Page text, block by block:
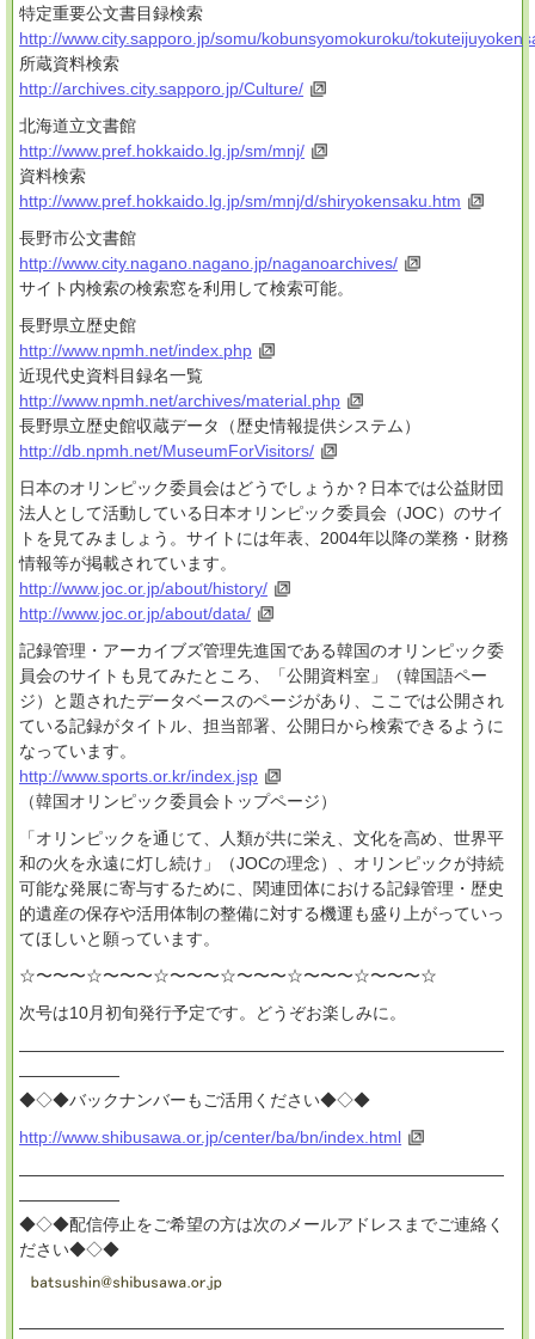
特定重要公文書目録検索
http://www.city.sapporo.jp/somu/kobunsyomokuroku/
所蔵資料検索
http://archives.city.sapporo.jp/Culture/
北海道立文書館
http://www.pref.hokkaido.lg.jp/sm/mnj/
資料検索
http://www.pref.hokkaido.lg.jp/sm/mnj/d/shiryokensaku.htm
長野市公文書館
http://www.city.nagano.nagano.jp/naganoarchives/
サイト内検索の検索窓を利用して検索可能。
長野県立歴史館
http://www.npmh.net/index.php
近現代史資料目録名一覧
http://www.npmh.net/archives/material.php
長野県立歴史館収蔵データ（歴史情報提供システム）
http://db.npmh.net/MuseumForVisitors/
日本のオリンピック委員会はどうでしょうか？日本では公益財団
法人として活動している日本オリンピック委員会（JOC）のサイ
トを見てみましょう。サイトには年表、2004年以降の業務・財務
情報等が掲載されています。
http://www.joc.or.jp/about/history/
http://www.joc.or.jp/about/data/
記録管理・アーカイブズ管理先進国である韓国のオリンピック委
員会のサイトも見てみたところ、「公開資料室」（韓国語ペー
ジ）と題されたデータベースのページがあり、ここでは公開され
ている記録がタイトル、担当部署、公開日から検索できるように
なっています。
http://www.sports.or.kr/index.jsp
（韓国オリンピック委員会トップページ）
「オリンピックを通じて、人類が共に栄え、文化を高め、世界平
和の火を永遠に灯し続け」（JOCの理念）、オリンピックが持続
可能な発展に寄与するために、関連団体における記録管理・歴史
的遺産の保存や活用体制の整備に対する機運も盛り上がっていっ
てほしいと願っています。
☆〜〜〜☆〜〜〜☆〜〜〜☆〜〜〜☆〜〜〜☆〜〜〜☆
次号は10月初旬発行予定です。どうぞお楽しみに。
―――――――――――――――――――――――――――――
――――――
◆◇◆バックナンバーもご活用ください◆◇◆
http://www.shibusawa.or.jp/center/ba/bn/index.html
―――――――――――――――――――――――――――――
――――――
◆◇◆配信停止をご希望の方は次のメールアドレスまでご連絡く
ださい◆◇◆
―――――――――――――――――――――――――――――